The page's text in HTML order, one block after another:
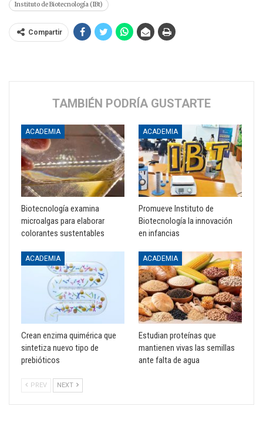
Instituto de Biotecnología (IBt)
Compartir
TAMBIÉN PODRÍA GUSTARTE
ACADEMIA
Biotecnología examina
microalgas para elaborar
colorantes sustentables
ACADEMIA
Promueve Instituto de
Biotecnología la innovación
en infancias
ACADEMIA
Crean enzima quimérica que
sintetiza nuevo tipo de
prebióticos
ACADEMIA
Estudian proteínas que
mantienen vivas las semillas
ante falta de agua
PREV NEXT